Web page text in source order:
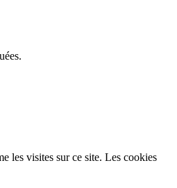
les visites sur ce site. Les cookies